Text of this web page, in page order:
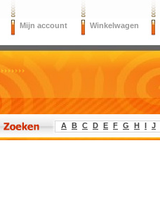
Mijn account Winkelwagen
A B C D E F G H I J